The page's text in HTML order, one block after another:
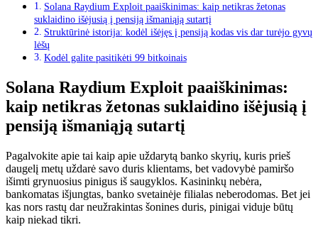
Solana Raydium Exploit paaiškinimas: kaip netikras žetonas
suklaidino išėjusią į pensiją išmaniąją sutartį
Struktūrinė istorija: kodėl išėjęs į pensiją kodas vis dar turėjo gyvų
lėšų
Kodėl galite pasitikėti 99 bitkoinais
Solana Raydium Exploit paaiškinimas:
kaip netikras žetonas suklaidino išėjusią į
pensiją išmaniąją sutartį
Pagalvokite apie tai kaip apie uždarytą banko skyrių, kuris prieš
daugelį metų uždarė savo duris klientams, bet vadovybė pamiršo
išimti grynuosius pinigus iš saugyklos. Kasininkų nebėra,
bankomatas išjungtas, banko svetainėje filialas neberodomas. Bet jei
kas nors rastų dar neužrakintas šonines duris, pinigai viduje būtų
kaip niekad tikri.